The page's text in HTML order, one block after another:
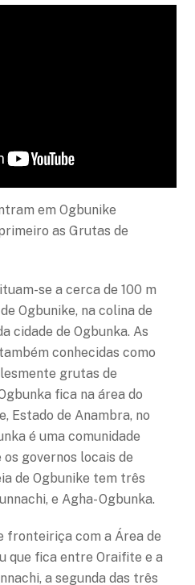
em Ogbunike
as Grutas de
se a cerca de 100 m
Ogbunike, na colina de
cidade de Ogbunka. As
conhecidas como
grutas de
fica na área do
Estado de Anambra, no
é uma comunidade
governos locais de
de Ogbunike tem três
e Agha- Ogbunka.
fronteiriça com a Área de
que fica entre Oraifite e a
a segunda das três